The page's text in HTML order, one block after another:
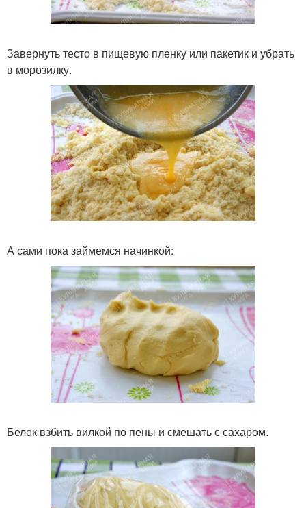
Завернуть тесто в пищевую пленку или пакетик и убрать
в морозилку.
А сами пока займемся начинкой:
Белок взбить вилкой по пены и смешать с сахаром.